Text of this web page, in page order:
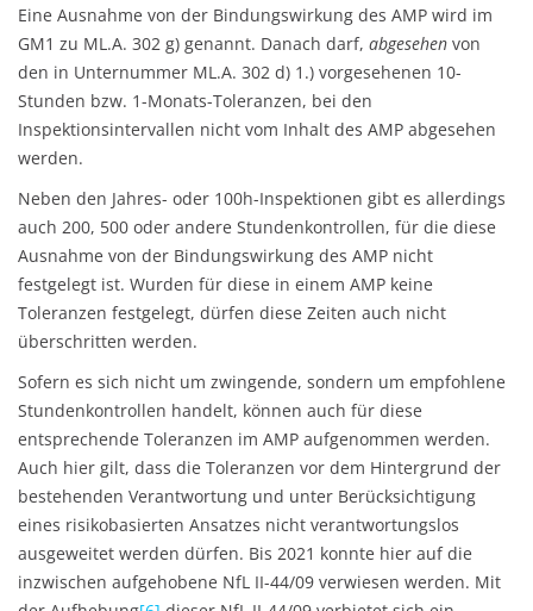
Eine Ausnahme von der Bindungswirkung des AMP wird im
GM1 zu ML.A. 302 g) genannt. Danach darf, abgesehen von
den in Unternummer ML.A. 302 d) 1.) vorgesehenen 10-
Stunden bzw. 1-Monats-Toleranzen, bei den
Inspektionsintervallen nicht vom Inhalt des AMP abgesehen
werden.
Neben den Jahres- oder 100h-Inspektionen gibt es allerdings
auch 200, 500 oder andere Stundenkontrollen, für die diese
Ausnahme von der Bindungswirkung des AMP nicht
festgelegt ist. Wurden für diese in einem AMP keine
Toleranzen festgelegt, dürfen diese Zeiten auch nicht
überschritten werden.
Sofern es sich nicht um zwingende, sondern um empfohlene
Stundenkontrollen handelt, können auch für diese
entsprechende Toleranzen im AMP aufgenommen werden.
Auch hier gilt, dass die Toleranzen vor dem Hintergrund der
bestehenden Verantwortung und unter Berücksichtigung
eines risikobasierten Ansatzes nicht verantwortungslos
ausgeweitet werden dürfen. Bis 2021 konnte hier auf die
inzwischen aufgehobene NfL II-44/09 verwiesen werden. Mit